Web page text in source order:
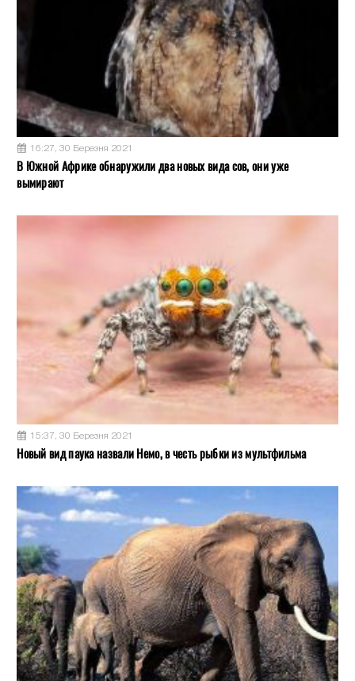
16:27, 30 Березня 2021
В Южной Африке обнаружили два новых вида сов, они уже
вымирают
15:37, 30 Березня 2021
Новый вид паука назвали Немо, в честь рыбки из мультфильма